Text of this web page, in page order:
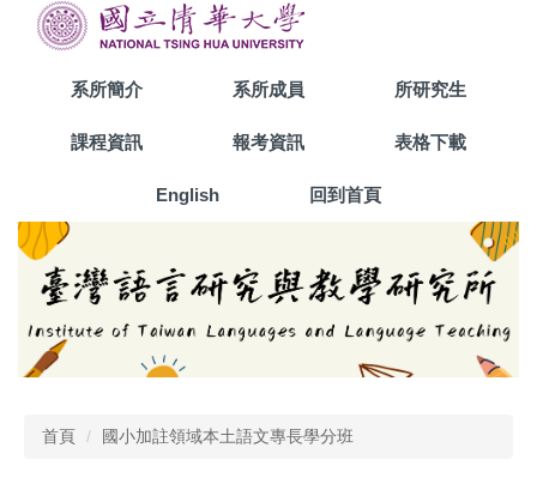
系所簡介 系所成員 所研究生
課程資訊 報考資訊 表格下載
English 回到首頁
首頁 國小加註領域本土語文專長學分班